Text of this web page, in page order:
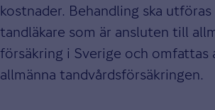
kostnader. Behandling ska utföras
tandläkare som är ansluten till
försäkring i Sverige och omfattas
allmänna tandvårdsförsäkringen.